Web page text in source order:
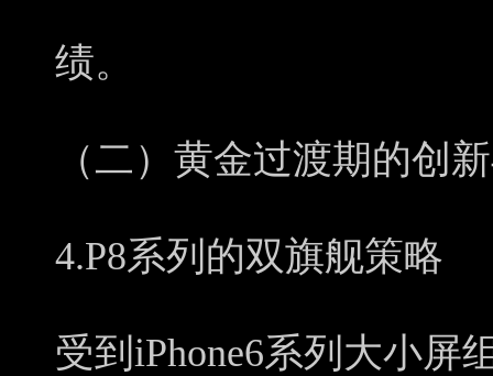
绩。
（二）黄金过渡期的创
4.P8系列的双旗舰策略
受到iPhone6系列大小屏